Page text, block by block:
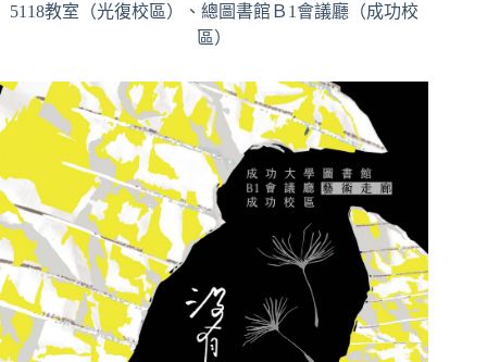
5118教室（光復校區）、總圖書館Ｂ1會議廳（成功校
區）